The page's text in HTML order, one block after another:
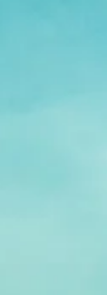
d'entreprise